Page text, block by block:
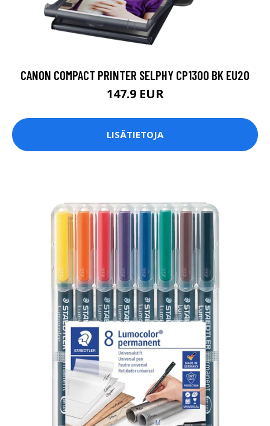
CANON COMPACT PRINTER SELPHY CP1300 BK EU20
147.9 EUR
LISÄTIETOJA